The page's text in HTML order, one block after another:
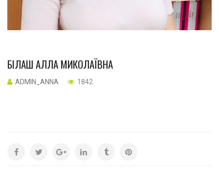
БІЛАШ АЛЛА МИКОЛАЇВНА
ADMIN_ANNA 1842